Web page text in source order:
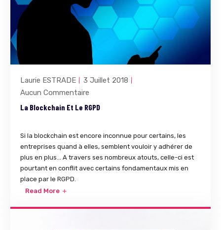
Laurie ESTRADE
3 Juillet 2018
Aucun Commentaire
La Blockchain Et Le RGPD
Si la blockchain est encore inconnue pour certains, les
entreprises quand à elles, semblent vouloir y adhérer de
plus en plus... A travers ses nombreux atouts, celle-ci est
pourtant en conflit avec certains fondamentaux mis en
place par le RGPD.
Read More